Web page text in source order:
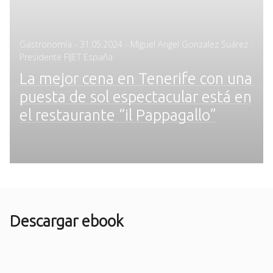
Gastronomía - Posted
on
31.05.2024 - Miguel Angel Gonzalez Suárez ·
Presidente FIJET España
La mejor cena en Tenerife con una
puesta de sol espectacular está en
el restaurante “il Pappagallo”
Descargar ebook